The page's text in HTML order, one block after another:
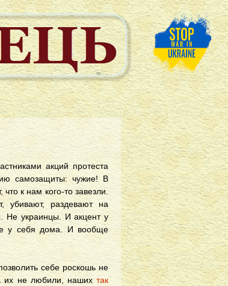
акций протеста
самозащиты: чужие! В
к нам кого-то завезли.
убивают, раздевают на
Не украинцы. И акцент у
у себя дома. И вообще
себе роскошь не
их не любили, наших так